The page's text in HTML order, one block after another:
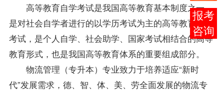
高等教育自学考试是我国高等教育基本制度之一，
是对社会自学者进行的以学历考试为主的高等教育国家
考试，是个人自学、社会助学、国家考试相结合的高等
教育形式，也是我国高等教育体系的重要组成部分。
物流管理（专升本）专业致力于培养适应“新时
代”发展需求，德、智、体、美、劳全面发展的物流专
报考
咨询